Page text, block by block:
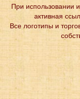
При использовании
активная
Все логотипы и